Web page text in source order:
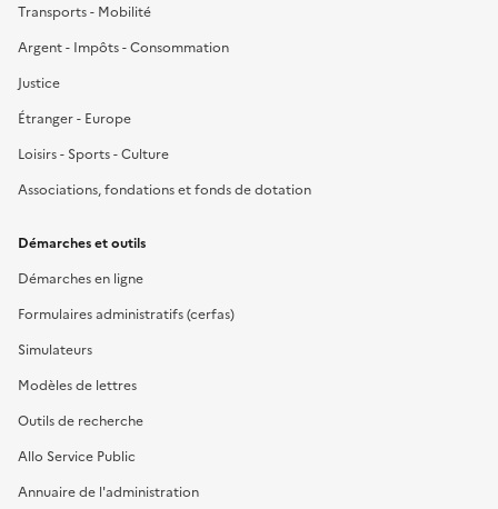
Transports - Mobilité
Argent - Impôts - Consommation
Justice
Étranger - Europe
Loisirs - Sports - Culture
Associations, fondations et fonds de dotation
Démarches et outils
Démarches en ligne
Formulaires administratifs (cerfas)
Simulateurs
Modèles de lettres
Outils de recherche
Allo Service Public
Annuaire de l'administration